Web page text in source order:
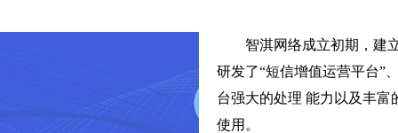
智淇网络成立初期，建
研发了“短信增值运营平台”
台强大的处理 能力以及丰富
使用。